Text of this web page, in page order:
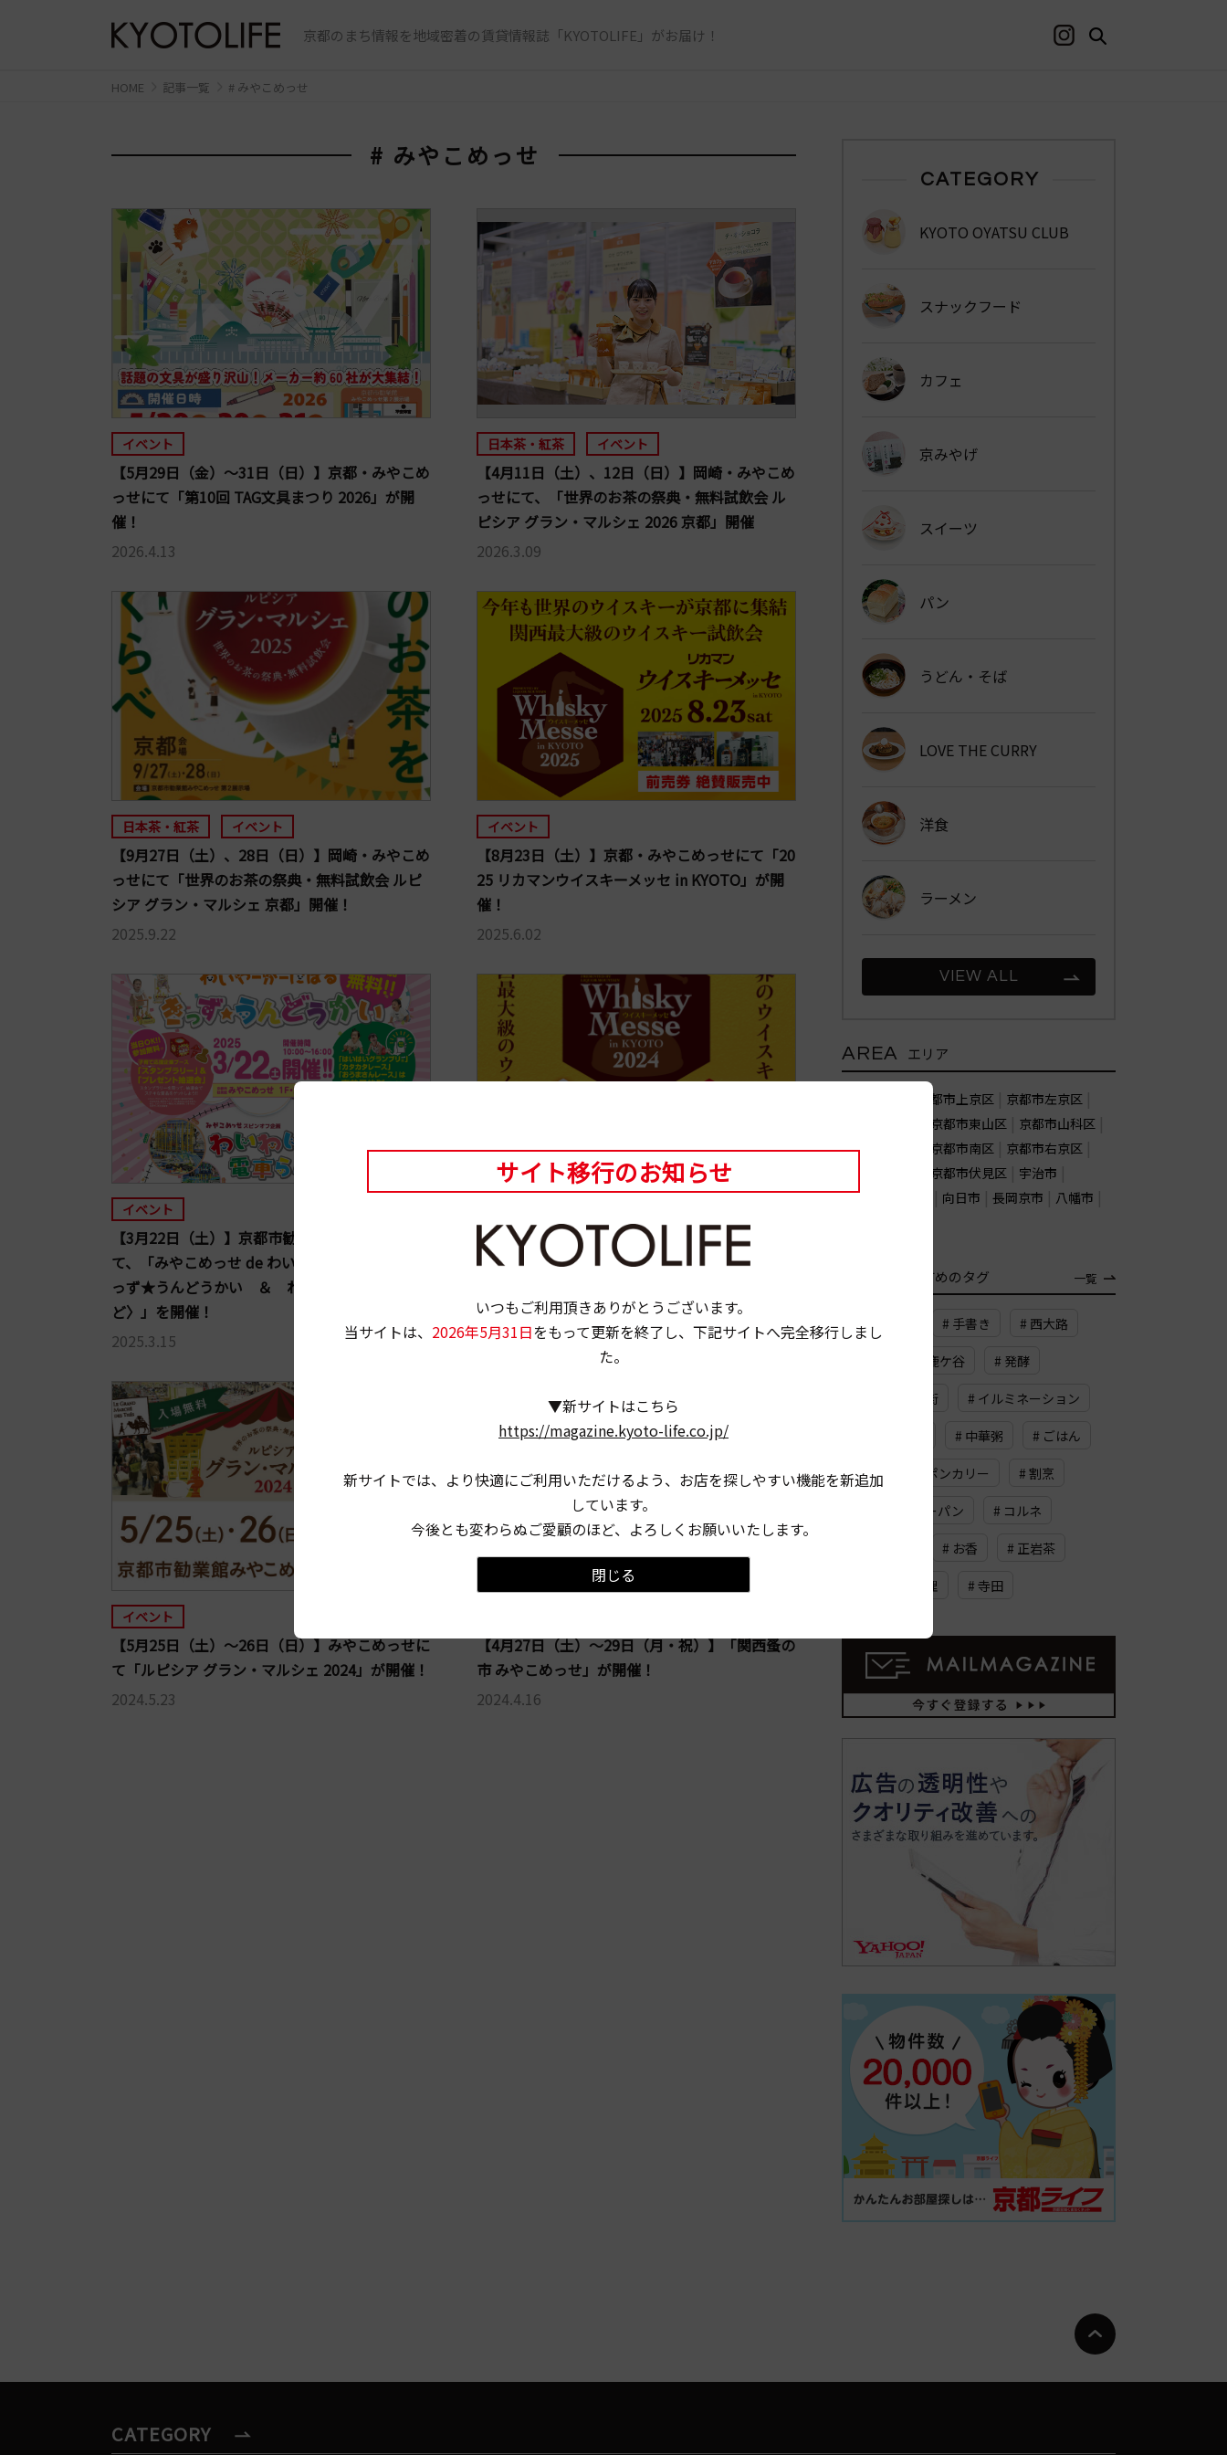
京都のまち情報を地域密着の賃貸情報誌「KYOTOLIFE」がお届け！
HOME 記事一覧 # みやこめっせ
# みやこめっせ
イベント
【5月29日（金）～31日（日）】京都・みやこめ
っせにて「第10回 TAG文具まつり 2026」が開
催！
2026.4.13
日本茶・紅茶 イベント
【4月11日（土）、12日（日）】岡崎・みやこめ
っせにて、「世界のお茶の祭典・無料試飲会 ル
ピシア グラン・マルシェ 2026 京都」開催
2026.3.09
日本茶・紅茶 イベント
【9月27日（土）、28日（日）】岡崎・みやこめ
っせにて「世界のお茶の祭典・無料試飲会 ルピ
シア グラン・マルシェ 京都」開催！
2025.9.22
イベント
【8月23日（土）】京都・みやこめっせにて「20
25 リカマンウイスキーメッセ in KYOTO」が開
催！
2025.6.02
イベント
【3月22日（土）】京都市勧業館みやこめっせに
て、「みやこめっせ de わいやーかーにばる〈き
っず★うんどうかい ＆ わいわい電車らん
ど〉」を開催！
2025.3.15
【9月29日（日）】みやこめっせにて「2024 リ
カマンウイスキーメッセ in KYOTO」が開催！
イベント
【5月25日（土）～26日（日）】みやこめっせに
て「ルピシア グラン・マルシェ 2024」が開催！
2024.5.23
【4月27日（土）～29日（月・祝）】「関西蚤の
市 みやこめっせ」が開催！
2024.4.16
CATEGORY
KYOTO OYATSU CLUB
スナックフード
カフェ
京みやげ
スイーツ
パン
うどん・そば
LOVE THE CURRY
洋食
ラーメン
VIEW ALL
AREA エリア
京都市上京区
京都市左京区
京都市東山区
京都市山科区
京都市下京区
京都市南区
京都市右京区
京都市伏見区
宇治市
亀岡市
向日市 長岡京市
八幡市
おすすめのタグ 一覧
# 大宮松原 # 手書き # 西大路
# 鹿ケ谷 # 発酵
# 納屋町商店街 # イルミネーション
# 中華粥 # ごはん
# プーパットポンカリー # 割烹
# チーズカレーパン # コルネ
# お香 # 正岩茶
# イギリス料理 # 寺田
サイト移行のお知らせ
いつもご利用頂きありがとうございます。
当サイトは、 2026年5月31日をもって更新を終了し、下記サイトへ完全移行しまし
た。
▼新サイトはこちら
https://magazine.kyoto-life.co.jp/
新サイトでは、より快適にご利用いただけるよう、お店を探しやすい機能を新追加
しています。
今後とも変わらぬご愛顧のほど、よろしくお願いいたします。
閉じる
CATEGORY